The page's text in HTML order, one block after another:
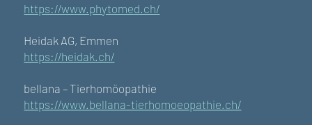
https://www.phytomed.ch/
Heidak AG, Emmen
https://heidak.ch/
bellana – Tierhomöopathie
https://www.bellana-tierhomoeopathie.ch/